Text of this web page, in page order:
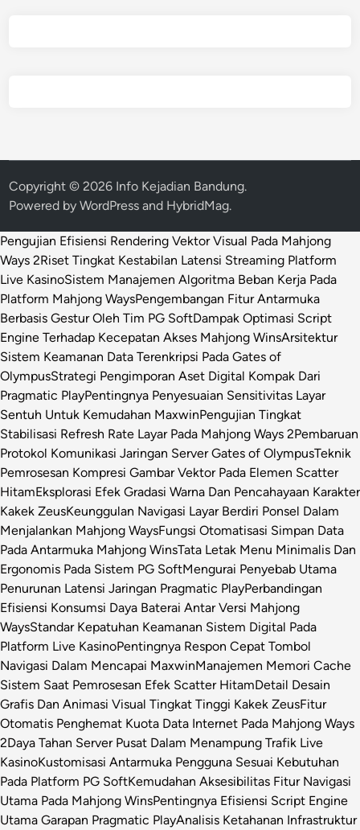
Copyright © 2026 Info Kejadian Bandung.
Powered byWordPress and HybridMag.
Pengujian Efisiensi Rendering Vektor Visual Pada Mahjong
Ways 2Riset Tingkat Kestabilan Latensi Streaming Platform
Live KasinoSistem Manajemen Algoritma Beban Kerja Pada
Platform Mahjong WaysPengembangan Fitur Antarmuka
Berbasis Gestur Oleh Tim PG SoftDampak Optimasi Script
Engine Terhadap Kecepatan Akses Mahjong WinsArsitektur
Sistem Keamanan Data Terenkripsi Pada Gates of
OlympusStrategi Pengimporan Aset Digital Kompak Dari
Pragmatic PlayPentingnya Penyesuaian Sensitivitas Layar
Sentuh Untuk Kemudahan MaxwinPengujian Tingkat
Stabilisasi Refresh Rate Layar Pada Mahjong Ways 2Pembaruan
Protokol Komunikasi Jaringan Server Gates of OlympusTeknik
Pemrosesan Kompresi Gambar Vektor Pada Elemen Scatter
HitamEksplorasi Efek Gradasi Warna Dan Pencahayaan Karakter
Kakek ZeusKeunggulan Navigasi Layar Berdiri Ponsel Dalam
Menjalankan Mahjong WaysFungsi Otomatisasi Simpan Data
Pada Antarmuka Mahjong WinsTata Letak Menu Minimalis Dan
Ergonomis Pada Sistem PG SoftMengurai Penyebab Utama
Penurunan Latensi Jaringan Pragmatic PlayPerbandingan
Efisiensi Konsumsi Daya Baterai Antar Versi Mahjong
WaysStandar Kepatuhan Keamanan Sistem Digital Pada
Platform Live KasinoPentingnya Respon Cepat Tombol
Navigasi Dalam Mencapai MaxwinManajemen Memori Cache
Sistem Saat Pemrosesan Efek Scatter HitamDetail Desain
Grafis Dan Animasi Visual Tingkat Tinggi Kakek ZeusFitur
Otomatis Penghemat Kuota Data Internet Pada Mahjong Ways
2Daya Tahan Server Pusat Dalam Menampung Trafik Live
KasinoKustomisasi Antarmuka Pengguna Sesuai Kebutuhan
Pada Platform PG SoftKemudahan Aksesibilitas Fitur Navigasi
Utama Pada Mahjong WinsPentingnya Efisiensi Script Engine
Utama Garapan Pragmatic PlayAnalisis Ketahanan Infrastruktur